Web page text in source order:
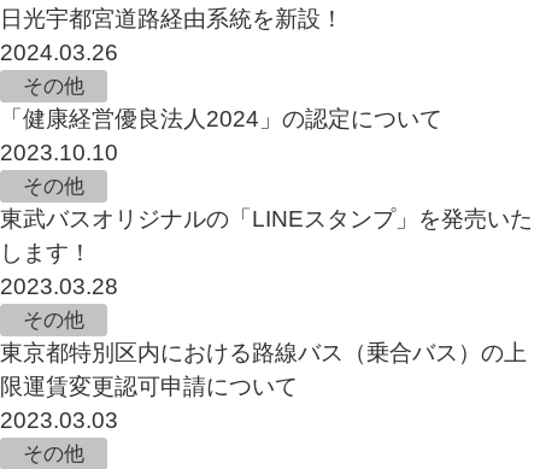
日光宇都宮道路経由系統を新設！
2024.03.26
その他
「健康経営優良法人2024」の認定について
2023.10.10
その他
東武バスオリジナルの「LINEスタンプ」を発売いた
します！
2023.03.28
その他
東京都特別区内における路線バス（乗合バス）の上
限運賃変更認可申請について
2023.03.03
その他